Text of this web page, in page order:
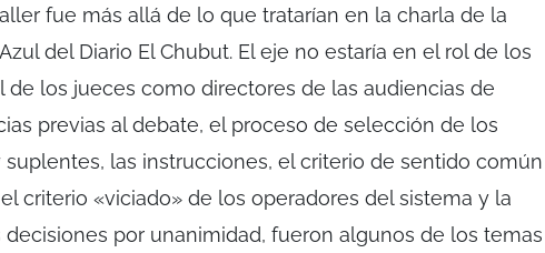
fue más allá de lo que tratarían en la charla de la
del Diario El Chubut. El eje no estaría en el rol de los
de los jueces como directores de las audiencias de
previas al debate, el proceso de selección de los
suplentes, las instrucciones, el criterio de sentido común
criterio «viciado» de los operadores del sistema y la
por unanimidad, fueron algunos de los temas